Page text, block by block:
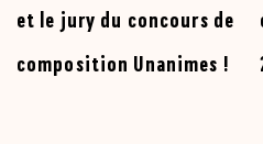
et le jury du concours de
composition Unanimes !